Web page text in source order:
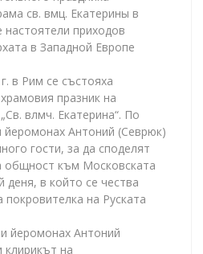
в Рим се състояха
празник на
влмч. Екатерина“. По
йеромонах Антоний (Севрюк)
гости, за да споделят
общност към Московската
деня, в който се чества
на Руската
йеромонах Антоний
на